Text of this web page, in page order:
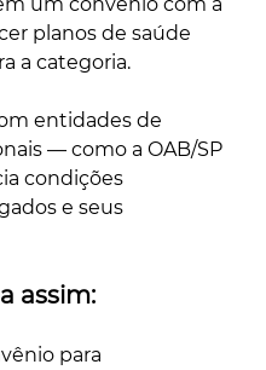
planos de saúde
a categoria.
entidades de
— como a OAB/SP
condições
e seus
assim:
para